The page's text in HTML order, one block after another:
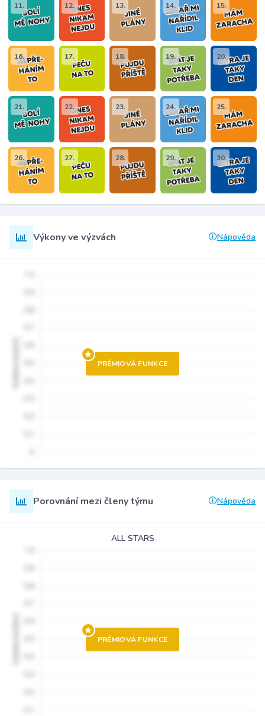
11. 12. 13. 14. 15.
16. 17. 18. 19. 20.
21. 22. 23. 24. 25.
26. 27. 28. 29. 30.
Výkony ve výzvách Nápověda
PRÉMIOVÁ FUNKCE
Porovnání mezi členy týmu Nápověda
ALL STARS
PRÉMIOVÁ FUNKCE